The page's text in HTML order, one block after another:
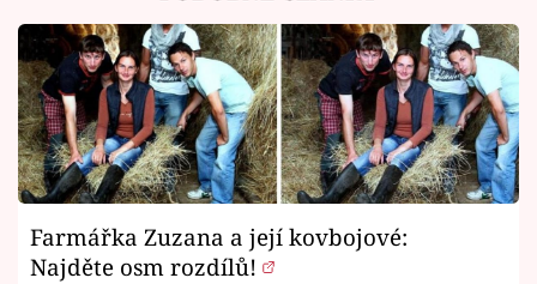
Farmářka Zuzana a její kovbojové:
Najděte osm rozdílů!